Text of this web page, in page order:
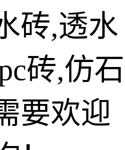
砖,透水
砖,仿石
要欢迎